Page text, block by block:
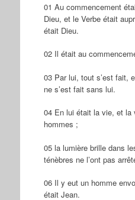
01 Au commencement
Dieu, et le Verbe était
était Dieu.
02 Il était au
03 Par lui, tout s’est fait,
ne s’est fait sans lui.
04 En lui était la vie, et la
hommes ;
05 la lumière brille dans
ténèbres ne l’ont pas
06 Il y eut un homme
était Jean.